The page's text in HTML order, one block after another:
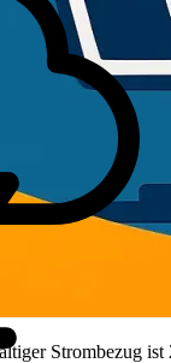
Strombezug